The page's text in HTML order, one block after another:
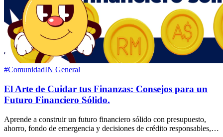
#ComunidadIN General
El Arte de Cuidar tus Finanzas: Consejos para un
Futuro Financiero Sólido.
Aprende a construir un futuro financiero sólido con presupuesto,
ahorro, fondo de emergencia y decisiones de crédito responsables,